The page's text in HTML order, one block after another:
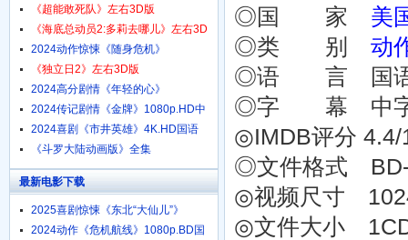
◎国 家 美
◎类 别 动
◎语 言 国
◎字 幕 中
◎IMDB评分 4.4/
◎文件格式
◎视频尺寸
◎文件大小
《超能敢死队》左右3D版
《海底总动员2:多莉去哪儿》左右3D
版
2024动作惊悚《随身危机》
1080p.HD中英双字
《独立日2》左右3D版
2024高分剧情《年轻的心》
1080p.HD中字
2024传记剧情《金牌》1080p.HD中
字
2024喜剧《市井英雄》4K.HD国语
中字
《斗罗大陆动画版》全集
最新电影下载
2025喜剧惊悚《东北“大仙儿”》
1080p.HD国语中字
2024动作《危机航线》1080p.BD国